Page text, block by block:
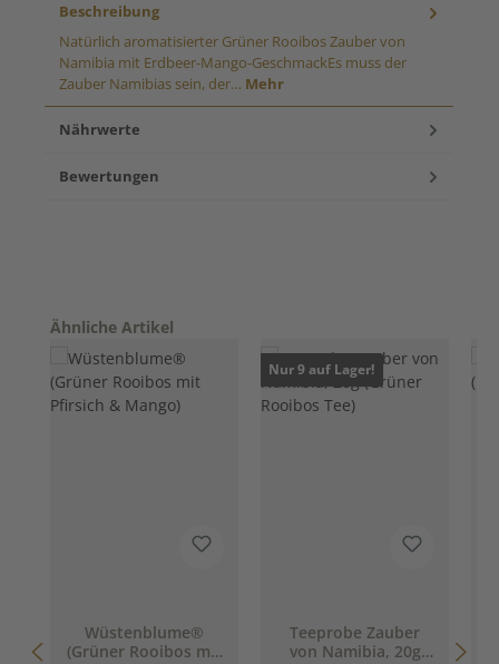
Beschreibung
Natürlich aromatisierter Grüner Rooibos Zauber von
Namibia mit Erdbeer-Mango-GeschmackEs muss der
Zauber Namibias sein, der… Mehr
Nährwerte
Bewertungen
Produktgalerie überspringen
Ähnliche Artikel
Wüstenblume®
(Grüner Rooibos mit
Nur 9 auf Lager!
Teeprobe Zauber
von Namibia, 20g